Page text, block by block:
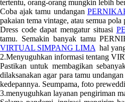
tertentu, orang-orang mungkin lebih
Coba ajak tamu undangan
pakaian tema vintage, atau semua
Dress code dapat mengatur situasi
tamu. Semakin banyak tamu
VIRTUAL SIMPANG LIMA hal
2.Menyuguhkan informasi tentang
Pastikan untuk membagikan
dilaksanakan agar para tamu
kedepannya. Seumpama, foto
3.menyuguhkan layanan pengiriman